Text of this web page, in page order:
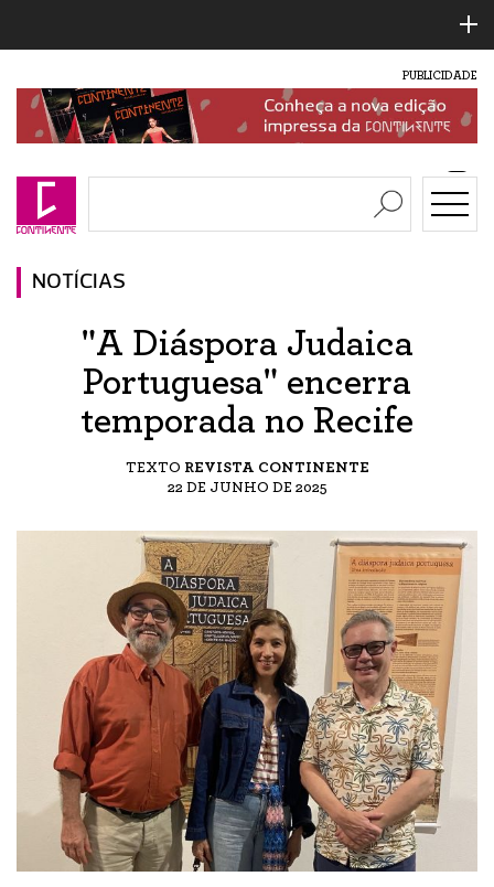
PUBLICIDADE
NOTÍCIAS
"A Diáspora Judaica
Portuguesa" encerra
temporada no Recife
TEXTO REVISTA CONTINENTE
22 DE JUNHO DE 2025